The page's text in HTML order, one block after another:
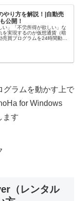
やり方を解説！|自動売
公開！
い」「不労所得が欲しい」な
を実現するのが仮想通貨（暗
買プログラムを24時間動か
グラムを動かす上で
for Windows
ます
（レンタル